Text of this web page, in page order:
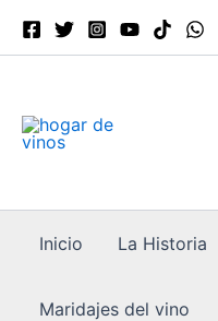
Inicio La Historia
Maridajes del vino